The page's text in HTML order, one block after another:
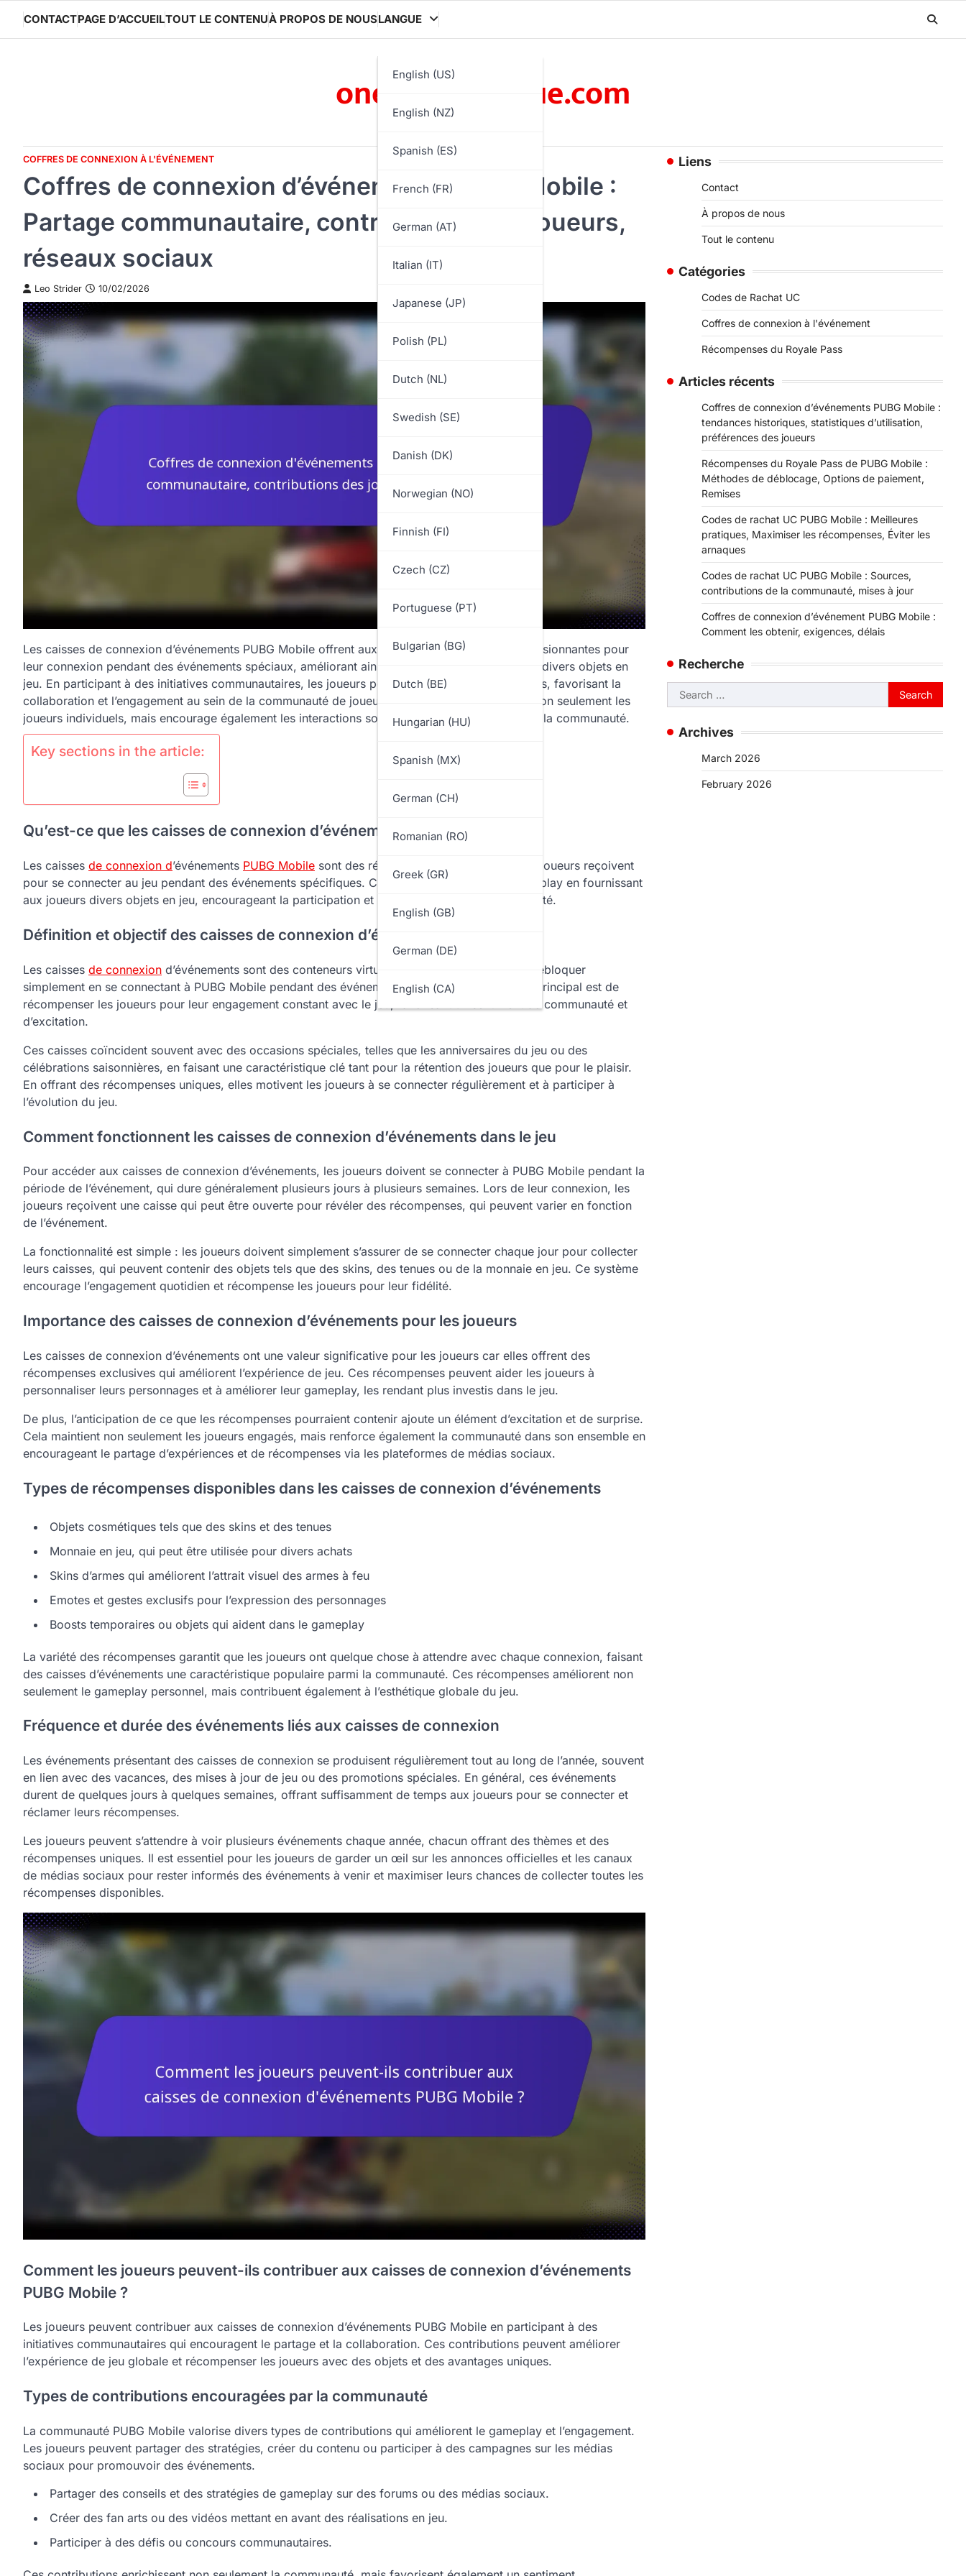
content
CONTACTPAGE D’ACCUEILTOUT LE CONTENUÀ PROPOS DE NOUSLANGUE
English (US)
English (NZ)
Spanish (ES)
French (FR)
German (AT)
Italian (IT)
Japanese (JP)
Polish (PL)
Dutch (NL)
Swedish (SE)
Danish (DK)
Norwegian (NO)
Finnish (FI)
Czech (CZ)
Portuguese (PT)
Bulgarian (BG)
Dutch (BE)
Hungarian (HU)
Spanish (MX)
German (CH)
Romanian (RO)
Greek (GR)
English (GB)
German (DE)
English (CA)
onelastcontinue.com
COFFRES DE CONNEXION À L'ÉVÉNEMENT
Coffres de connexion d’événements PUBG Mobile :
Partage communautaire, contributions des joueurs,
réseaux sociaux
Leo Strider 10/02/2026
Les caisses de connexion d’événements PUBG Mobile offrent aux joueurs des récompenses passionnantes pour
leur connexion pendant des événements spéciaux, améliorant ainsi leur expérience de jeu avec divers objets en
jeu. En participant à des initiatives communautaires, les joueurs peuvent contribuer à ces caisses, favorisant la
collaboration et l’engagement au sein de la communauté de joueurs. Ce système récompense non seulement les
joueurs individuels, mais encourage également les interactions sociales et le partage au sein de la communauté.
Key sections in the article:
Qu’est-ce que les caisses de connexion d’événements PUBG Mobile ?
Les caisses de connexion d’événements PUBG Mobile sont des récompenses spéciales que les joueurs reçoivent
pour se connecter au jeu pendant des événements spécifiques. Ces caisses améliorent le gameplay en fournissant
aux joueurs divers objets en jeu, encourageant la participation et l’engagement de la communauté.
Définition et objectif des caisses de connexion d’événements
Les caisses de connexion d’événements sont des conteneurs virtuels que les joueurs peuvent débloquer
simplement en se connectant à PUBG Mobile pendant des événements désignés. Leur objectif principal est de
récompenser les joueurs pour leur engagement constant avec le jeu, favorisant un sentiment de communauté et
d’excitation.
Ces caisses coïncident souvent avec des occasions spéciales, telles que les anniversaires du jeu ou des
célébrations saisonnières, en faisant une caractéristique clé tant pour la rétention des joueurs que pour le plaisir.
En offrant des récompenses uniques, elles motivent les joueurs à se connecter régulièrement et à participer à
l’évolution du jeu.
Comment fonctionnent les caisses de connexion d’événements dans le jeu
Pour accéder aux caisses de connexion d’événements, les joueurs doivent se connecter à PUBG Mobile pendant la
période de l’événement, qui dure généralement plusieurs jours à plusieurs semaines. Lors de leur connexion, les
joueurs reçoivent une caisse qui peut être ouverte pour révéler des récompenses, qui peuvent varier en fonction
de l’événement.
La fonctionnalité est simple : les joueurs doivent simplement s’assurer de se connecter chaque jour pour collecter
leurs caisses, qui peuvent contenir des objets tels que des skins, des tenues ou de la monnaie en jeu. Ce système
encourage l’engagement quotidien et récompense les joueurs pour leur fidélité.
Importance des caisses de connexion d’événements pour les joueurs
Les caisses de connexion d’événements ont une valeur significative pour les joueurs car elles offrent des
récompenses exclusives qui améliorent l’expérience de jeu. Ces récompenses peuvent aider les joueurs à
personnaliser leurs personnages et à améliorer leur gameplay, les rendant plus investis dans le jeu.
De plus, l’anticipation de ce que les récompenses pourraient contenir ajoute un élément d’excitation et de surprise.
Cela maintient non seulement les joueurs engagés, mais renforce également la communauté dans son ensemble en
encourageant le partage d’expériences et de récompenses via les plateformes de médias sociaux.
Types de récompenses disponibles dans les caisses de connexion d’événements
Objets cosmétiques tels que des skins et des tenues
Monnaie en jeu, qui peut être utilisée pour divers achats
Skins d’armes qui améliorent l’attrait visuel des armes à feu
Emotes et gestes exclusifs pour l’expression des personnages
Boosts temporaires ou objets qui aident dans le gameplay
La variété des récompenses garantit que les joueurs ont quelque chose à attendre avec chaque connexion, faisant
des caisses d’événements une caractéristique populaire parmi la communauté. Ces récompenses améliorent non
seulement le gameplay personnel, mais contribuent également à l’esthétique globale du jeu.
Fréquence et durée des événements liés aux caisses de connexion
Les événements présentant des caisses de connexion se produisent régulièrement tout au long de l’année, souvent
en lien avec des vacances, des mises à jour de jeu ou des promotions spéciales. En général, ces événements
durent de quelques jours à quelques semaines, offrant suffisamment de temps aux joueurs pour se connecter et
réclamer leurs récompenses.
Les joueurs peuvent s’attendre à voir plusieurs événements chaque année, chacun offrant des thèmes et des
récompenses uniques. Il est essentiel pour les joueurs de garder un œil sur les annonces officielles et les canaux
de médias sociaux pour rester informés des événements à venir et maximiser leurs chances de collecter toutes les
récompenses disponibles.
Comment les joueurs peuvent-ils contribuer aux caisses de connexion d’événements
PUBG Mobile ?
Les joueurs peuvent contribuer aux caisses de connexion d’événements PUBG Mobile en participant à des
initiatives communautaires qui encouragent le partage et la collaboration. Ces contributions peuvent améliorer
l’expérience de jeu globale et récompenser les joueurs avec des objets et des avantages uniques.
Types de contributions encouragées par la communauté
La communauté PUBG Mobile valorise divers types de contributions qui améliorent le gameplay et l’engagement.
Les joueurs peuvent partager des stratégies, créer du contenu ou participer à des campagnes sur les médias
sociaux pour promouvoir des événements.
Partager des conseils et des stratégies de gameplay sur des forums ou des médias sociaux.
Créer des fan arts ou des vidéos mettant en avant des réalisations en jeu.
Participer à des défis ou concours communautaires.
Liens
Contact
À propos de nous
Tout le contenu
Catégories
Codes de Rachat UC
Coffres de connexion à l'événement
Récompenses du Royale Pass
Articles récents
Coffres de connexion d’événements PUBG Mobile :
tendances historiques, statistiques d’utilisation,
préférences des joueurs
Récompenses du Royale Pass de PUBG Mobile :
Méthodes de déblocage, Options de paiement,
Remises
Codes de rachat UC PUBG Mobile : Meilleures
pratiques, Maximiser les récompenses, Éviter les
arnaques
Codes de rachat UC PUBG Mobile : Sources,
contributions de la communauté, mises à jour
Coffres de connexion d’événement PUBG Mobile :
Comment les obtenir, exigences, délais
Recherche
Search
for:
Archives
March 2026
February 2026